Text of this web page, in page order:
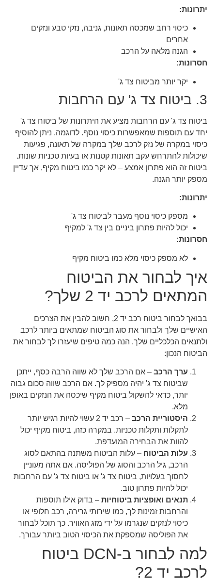
יתרונות:
כיסוי רחב שמכסה תאונות, גניבה, נזקי טבע ונזקים
אחרים
הגנה מלאה על הרכב
חסרונות:
יקר יותר מביטוח צד ג'
3. ביטוח צד ג' עם הרחבות
ביטוח צד ג' עם הרחבות מציע את היתרונות של ביטוח צד ג'
יחד עם תוספות שמאפשרות כיסוי נוסף. לדוגמה, ניתן להוסיף
כיסוי במקרה של נזק לרכב שלך במקרה של תאונה, פגיעות
שיכולות להתרחש עקב תאונות קטנות או בעיות טכניות שונות.
ביטוח זה הוא פתרון אמצע – לא יקר כמו ביטוח מקיף, אך עדיין
מספק יותר הגנה.
יתרונות:
מספק כיסוי נוסף מעבר לביטוח צד ג'
יכול להיות פתרון ביניים בין צד ג' למקיף
חסרונות:
לא מספק כיסוי מלא כמו ביטוח מקיף
איך לבחור את הביטוח
המתאים לרכב יד 2 שלך?
בבואך לבחור ביטוח רכב יד 2, חשוב להבין את הצרכים
האישיים שלך ולבחור את סוג הביטוח שמתאים ביותר לרכב
ולתנאים הכלכליים שלך. הנה כמה טיפים שיעזרו לך לבחור את
הביטוח הנכון:
ערך הרכב– אם הרכב שלך לא שווה הרבה כסף, ייתכן
שביטוח צד ג' יהיה מספיק לך. אם הרכב שווה סכום גבוה
יותר, כדאי להשקול ביטוח מקיף שיכסה את הנזקים באופן
מלא.
היסטוריית הרכב
– רכב יד 2 עשוי להיות רגיש יותר
לתקלות ותקלות טכניות. במקרה כזה, ביטוח מקיף יכול
להוות את הבחירה המועדפת.
עלות הביטוח– עלות הביטוח משתנה בהתאם לסוג
הרכב, גיל הרכב והסוג של הפוליסה. אם אתה מעוניין
לחסוך בעלויות, ביטוח צד ג' או ביטוח צד ג' עם הרחבות
יכול להיות פתרון טוב.
תנאים ואופציות ביטוחיות– בדוק אילו תוספות
והרחבות זמינות לך, כמו שירותי גרירה, רכב חלופי או
כיסוי לנזקים שנגרמו על ידי מזג האוויר. כך תוכל לבחור
את הפוליסה שמספקת את הכיסוי הטוב ביותר עבורך.
למה לבחור ב-DCN ביטוח
לרכב יד 2?